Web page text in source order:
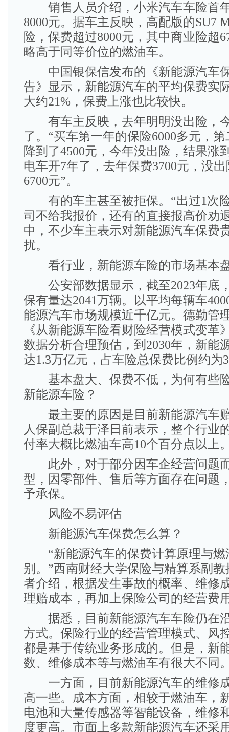
销售人员介绍，小米汽车车险首
8000元。据车主反映，高配版的SU7
险，保费超过8000元，其中商业险超
略高于同等价位的燃油车。
中国银保信发布的《新能源汽车
告》显示，新能源汽车的平均保费实
大约21%，保费上涨也比较快。
有车主反映，去年明明没出险，
了。“买车第一年的保险6000多元，
降到了4500元，今年没出险，结果涨
电车开7年了，去年保费3700元，没
6700元”。
有的车主甚至被拒保。“出过1次
司不给我报价，还有的直接报高价
中，不少车主表示对新能源汽车保费
扰。
看行业，新能源车险的市场基本
公安部数据显示，截至2023年底
保有量达2041万辆。以平均每辆车
能源汽车市场规模近千亿元。德勤管
《从新能源车险看财险经营模式变革
数据分析合理预估，到2030年，新能
达1.3万亿元，占车险总保费比例约为
基本盘大、保费不低，为何有些
新能源车险？
最主要的原因是目前新能源汽车
人保副总裁于泽日前表示，整个行业
付率大概比燃油车高10个百分点以上
此外，对于部分因车企经营问题
型，因零部件、售后等方面存在问题
予承保。
风险不易评估
新能源汽车保费怎么算？
“新能源汽车的保费计算原理与燃
别。”西南财经大学保险与精算系副
者介绍，根据发生事故的概率、维修
理赔成本，再加上保险公司的经营费
据悉，目前新能源汽车车险仍在
方式。保险行业的经营管理模式、风
都是基于传统业务形成的。但是，新
数、维修成本等与燃油车有很大不同
一方面，目前新能源汽车的维修
高一些。成本方面，相较于燃油车，
电池和大量传感器等智能设备，维修
度更高。市面上多款新能源汽车还采